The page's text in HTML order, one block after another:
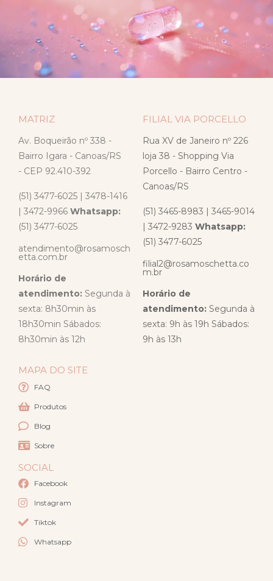
MATRIZ
Av. Boqueirão nº 338 -
Bairro Igara - Canoas/RS
- CEP 92.410-392
(51) 3477-6025 | 3478-1416
| 3472-9966 Whatsapp:
(51) 3477-6025
atendimento@rosamosch
etta.com.br
Horário de
atendimento: Segunda à
sexta: 8h30min às
18h30min Sábados:
8h30min às 12h
FILIAL VIA PORCELLO
Rua XV de Janeiro nº 226
loja 38 - Shopping Via
Porcello - Bairro Centro -
Canoas/RS
(51) 3465-8983 | 3465-9014
| 3472-9283 Whatsapp:
(51) 3477-6025
filial2@rosamoschetta.co
m.br
Horário de
atendimento: Segunda à
sexta: 9h às 19h Sábados:
9h às 13h
MAPA DO SITE
FAQ
Produtos
Blog
Sobre
SOCIAL
Facebook
Instagram
Tiktok
Whatsapp